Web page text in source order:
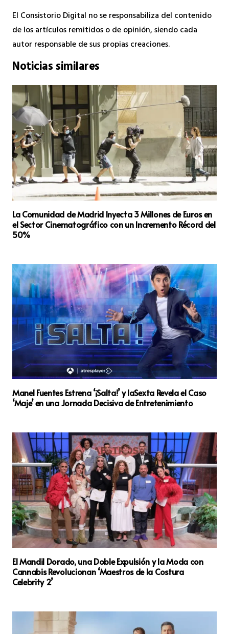
El Consistorio Digital no se responsabiliza del contenido
de los artículos remitidos o de opinión, siendo cada
autor responsable de sus propias creaciones.
Noticias similares
La Comunidad de Madrid Inyecta 3 Millones de Euros en
el Sector Cinematográfico con un Incremento Récord del
50%
Manel Fuentes Estrena ‘¡Salta!’ y laSexta Revela el Caso
‘Maje’ en una Jornada Decisiva de Entretenimiento
El Mandil Dorado, una Doble Expulsión y la Moda con
Cannabis Revolucionan ‘Maestros de la Costura
Celebrity 2’